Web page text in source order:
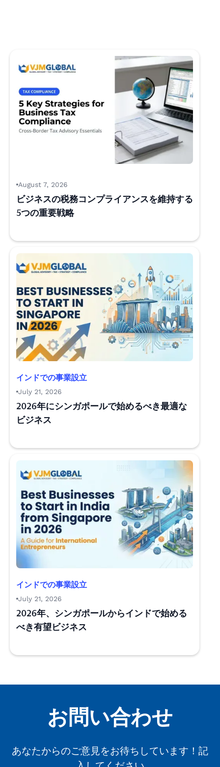
August 7, 2026
ビジネスの税務コンプライアンスを維持する
5つの重要戦略
インドでの事業設立
July 21, 2026
2026年にシンガポールで始めるべき最適な
ビジネス
インドでの事業設立
July 21, 2026
2026年、シンガポールからインドで始める
べき有望ビジネス
お問い合わせ
あなたからのご意見をお待ちしています！記